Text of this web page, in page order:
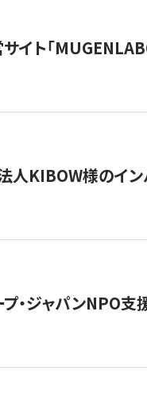
イト「
人KIBOW様のイン
プ・ジャパンNPO